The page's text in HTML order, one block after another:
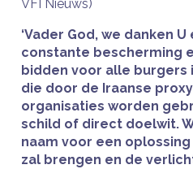
VFI Nieuws)
‘Vader God, we danken
constante bescherming
bidden voor alle burgers
die door de Iraanse
organisaties worden
schild of direct doelwit.
naam voor een
zal brengen en de